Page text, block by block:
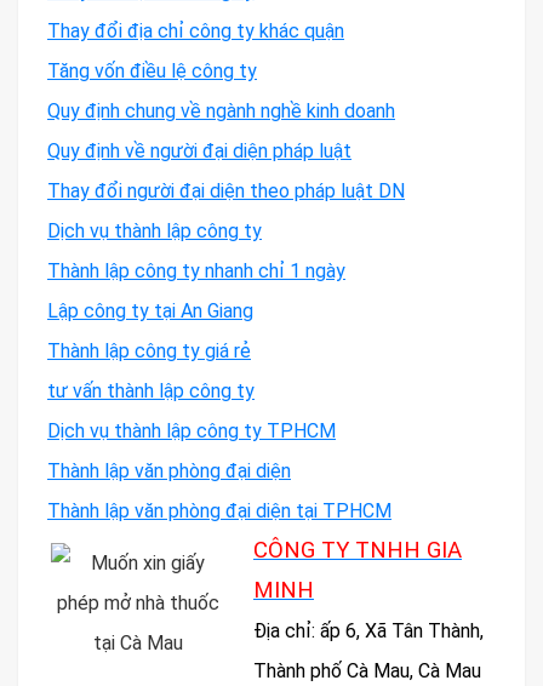
Thay đổi địa chỉ công ty khác quận
Tăng vốn điều lệ công ty
Quy định chung về ngành nghề kinh doanh
Quy định về người đại diện pháp luật
Thay đổi người đại diện theo pháp luật DN
Dịch vụ thành lập công ty
Thành lập công ty nhanh chỉ 1 ngày
Lập công ty tại An Giang
Thành lập công ty giá rẻ
tư vấn thành lập công ty
Dịch vụ thành lập công ty TPHCM
Thành lập văn phòng đại diện
Thành lập văn phòng đại diện tại TPHCM
CÔNG TY TNHH GIA
MINH
Địa chỉ: ấp 6, Xã Tân Thành,
Thành phố Cà Mau, Cà Mau